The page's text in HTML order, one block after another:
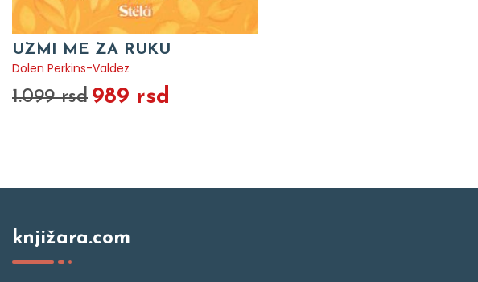
UZMI ME ZA RUKU
Dolen Perkins-Valdez
1.099 rsd 989 rsd
knjižara.com